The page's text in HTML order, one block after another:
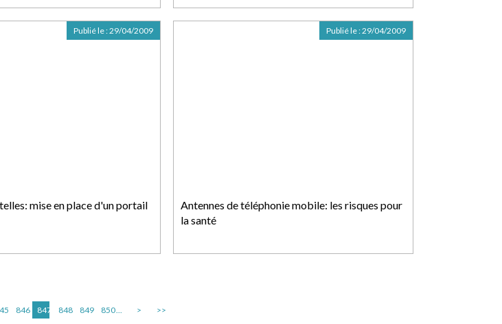
mise en place d'un portail
Publié le :29/04/2009
Antennes de téléphonie mobile: les risques pour
la santé
Publié le :29/04/2009
846 847 848 849 850... > >>